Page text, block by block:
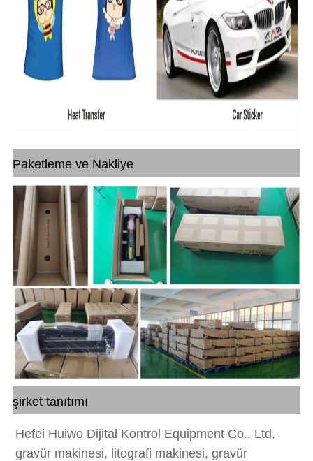
Paketleme ve Nakliye
şirket tanıtımı
Hefei Huiwo Dijital Kontrol Equipment Co., Ltd,
gravür makinesi, litografi makinesi, gravür